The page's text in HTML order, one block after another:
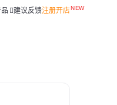
建议反馈注册开店